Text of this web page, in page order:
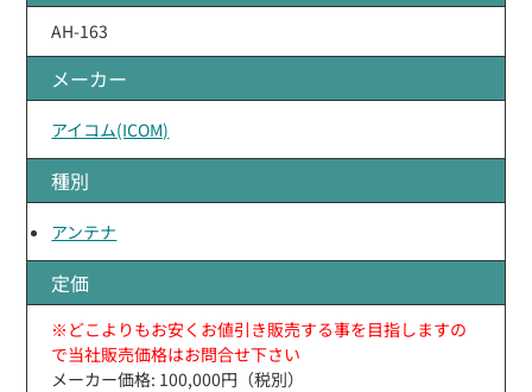
AH-163
メーカー
アイコム(ICOM)
種別
アンテナ
定価
※どこよりもお安くお値引き販売する事を目指しますの
で当社販売価格はお問合せ下さい
メーカー価格: 100,000円（税別）